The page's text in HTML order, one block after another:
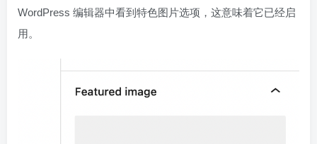
WordPress 编辑器中看到特色图片选项，这意味着它已经启
用。